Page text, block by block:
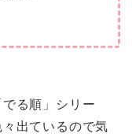
る順」シリー
出ているので気